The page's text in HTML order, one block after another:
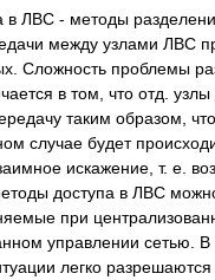
в ЛВС - методы
между узлами ЛВС
Сложность проблемы
в том, что отд.
таким образом,
случае будет
искажение, т. е.
доступа в ЛВС
при
управлении сетью.
легко